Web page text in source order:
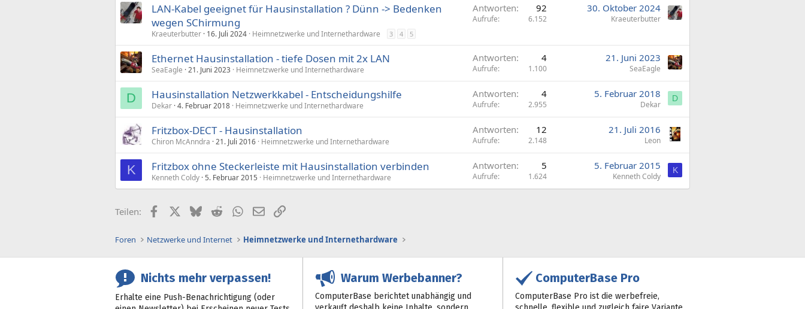
LAN-Kabel geeignet für Hausinstallation ? Dünn -> Bedenken
wegen SChirmung
Kraeuterbutter 16. Juli 2024 Heimnetzwerke und Internethardware 3 4 5
Antworten 92
Aufrufe 6.152
30. Oktober 2024
Kraeuterbutter
Ethernet Hausinstallation - tiefe Dosen mit 2x LAN
SeaEagle 21. Juni 2023 Heimnetzwerke und Internethardware
Antworten 4
Aufrufe 1.100
21. Juni 2023
SeaEagle
D Hausinstallation Netzwerkkabel - Entscheidungshilfe
Dekar 4. Februar 2018 Heimnetzwerke und Internethardware
Antworten 4
Aufrufe 2.955
5. Februar 2018
Dekar
D
Fritzbox-DECT - Hausinstallation
Chiron McAnndra 21. Juli 2016 Heimnetzwerke und Internethardware
Antworten 12
Aufrufe 2.148
21. Juli 2016
Leon
K Fritzbox ohne Steckerleiste mit Hausinstallation verbinden
Kenneth Coldy 5. Februar 2015 Heimnetzwerke und Internethardware
Antworten 5
Aufrufe 1.624
5. Februar 2015
Kenneth Coldy
K
Teilen: FacebookX (Twitter)
BlueskyRedditWhatsApp
E-MailLink
Foren Netzwerke und Internet Heimnetzwerke und Internethardware
Nichts mehr verpassen!
Erhalte eine Push-Benachrichtigung (oder
Warum Werbebanner?
ComputerBase berichtet unabhängig und
ComputerBase Pro
ComputerBase Pro ist die werbefreie,